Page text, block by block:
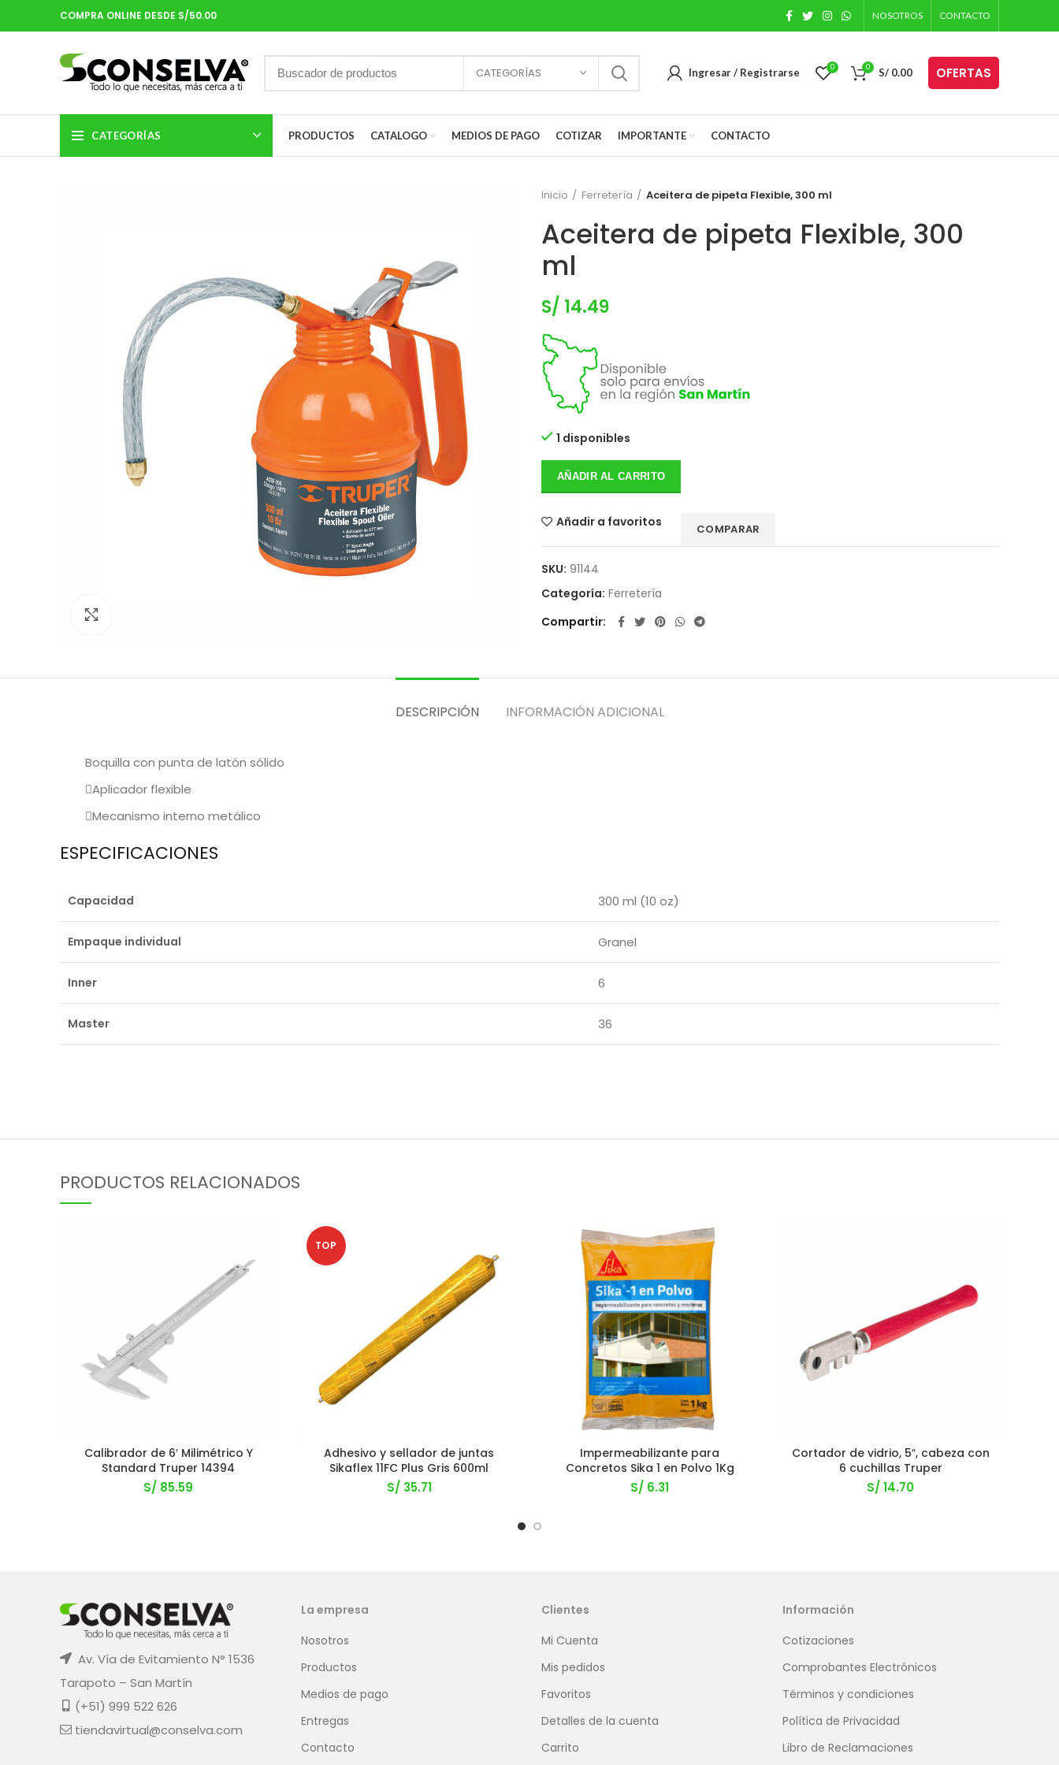
COMPRA ONLINE DESDE S/50.00 NOSOTROS CONTACTO
CATEGORÍAS Ingresar / Registrarse 0 0 S/ 0.00 OFERTAS
CATEGORÍAS PRODUCTOS CATALOGO MEDIOS DE PAGO COTIZAR IMPORTANTE CONTACTO
Inicio Ferretería Aceitera de pipeta Flexible, 300 ml
Aceitera de pipeta Flexible, 300
ml
S/ 14.49
1 disponibles
AÑADIR AL CARRITO
Añadir a favoritos COMPARAR
SKU: 91144
Categoría: Ferretería
Compartir
DESCRIPCIÓN INFORMACIÓN ADICIONAL
Boquilla con punta de latón sólido
Aplicador flexible
Mecanismo interno metálico
ESPECIFICACIONES
Capacidad 300 ml (10 oz)
Empaque individual Granel
Inner 6
Master 36
PRODUCTOS RELACIONADOS
Calibrador de 6′ Milimétrico Y
Standard Truper 14394
S/ 85.59
TOP
Adhesivo y sellador de juntas
Sikaflex 11FC Plus Gris 600ml
S/35.71
Impermeabilizante para
Concretos Sika 1 en Polvo 1Kg
S/ 6.31
Cortador de vidrio, 5″, cabeza con
6 cuchillas Truper
S/14.70
Av. Vía de Evitamiento N° 1536
Tarapoto – San Martín
(+51) 999 522 626
tiendavirtual@conselva.com
La empresa
Nosotros
Productos
Medios de pago
Entregas
Contacto
Clientes
Mi Cuenta
Mis pedidos
Favoritos
Detalles de la cuenta
Carrito
Información
Cotizaciones
Comprobantes Electrónicos
Términos y condiciones
Política de Privacidad
Libro de Reclamaciones